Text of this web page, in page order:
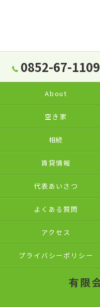
0852-67-1109
About
空き家
相続
賃貸情報
代表あいさつ
よくある質問
アクセス
プライバシーポリシー